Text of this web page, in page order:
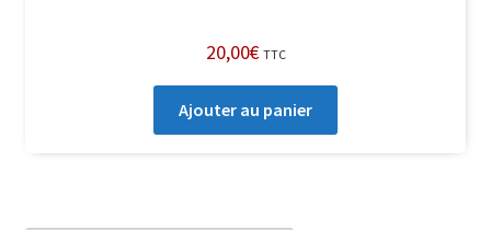
20,00€ TTC
Ajouter au panier